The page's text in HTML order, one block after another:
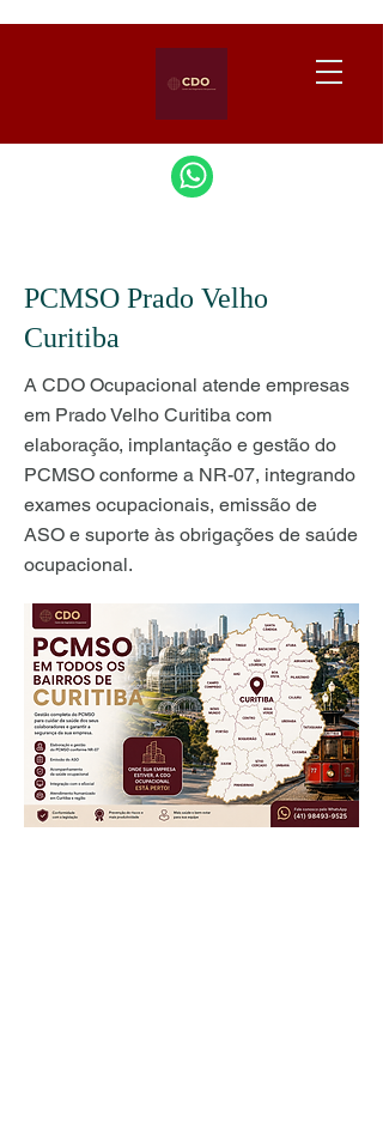
PCMSO Prado Velho
Curitiba
A CDO Ocupacional atende empresas
em Prado Velho Curitiba com
elaboração, implantação e gestão do
PCMSO conforme a NR-07, integrando
exames ocupacionais, emissão de
ASO e suporte às obrigações de saúde
ocupacional.